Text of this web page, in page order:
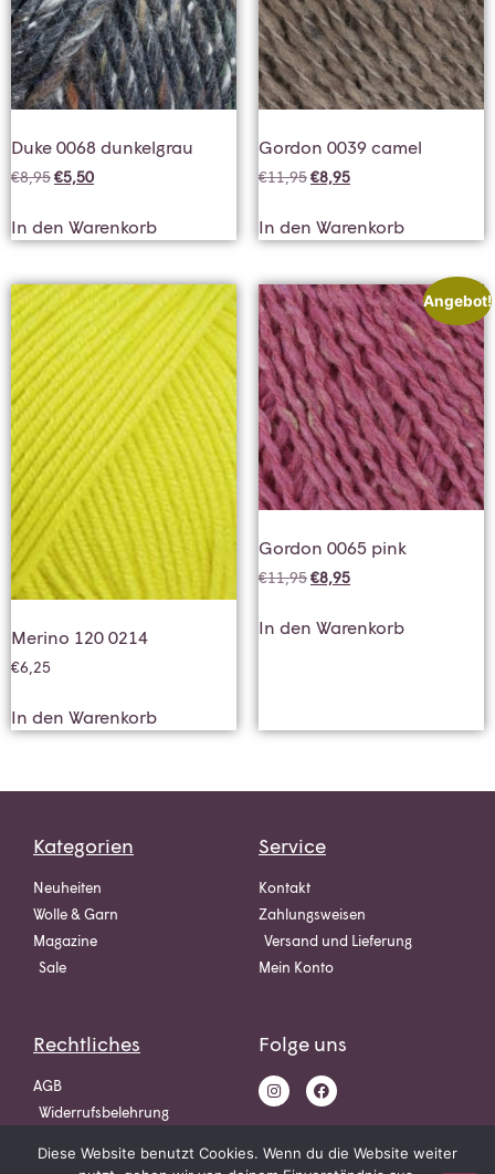
Duke 0068 dunkelgrau
€8,95€5,50
In den Warenkorb
Gordon 0039 camel
€11,95€8,95
In den Warenkorb
Merino 120 0214
€6,25
In den Warenkorb
Angebot!
Gordon 0065 pink
€11,95€8,95
In den Warenkorb
Kategorien
Neuheiten
Wolle & Garn
Magazine
Sale
Service
Kontakt
Zahlungsweisen
Versand und Lieferung
Mein Konto
Rechtliches
AGB
Widerrufsbelehrung
Folge uns
Diese Website benutzt Cookies. Wenn du die Website weiter